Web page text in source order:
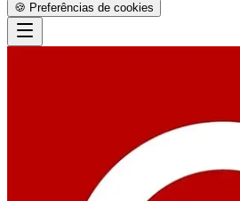
🍪 Preferências de cookies